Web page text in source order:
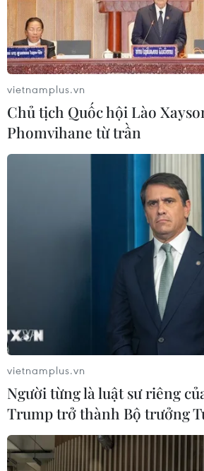
vietnamplus.vn
Chủ tịch Quốc hội Lào
Phomvihane từ trần
vietnamplus.vn
Người từng là luật sư riêng
Trump trở thành Bộ trưởng